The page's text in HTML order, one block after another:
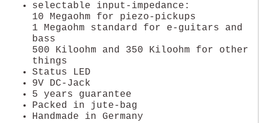
selectable input-impedance:
10 Megaohm for piezo-pickups
1 Megaohm standard for e-guitars and
bass
500 Kiloohm and 350 Kiloohm for other
things
Status LED
9V DC-Jack
5 years guarantee
Packed in jute-bag
Handmade in Germany